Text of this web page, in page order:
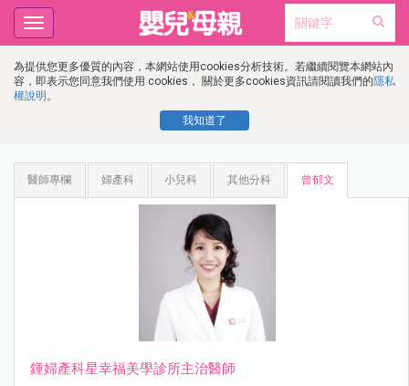
為提供您更多優質的內容，本網站使用cookies分析技術。若繼續閱覽本網站內
容，即表示您同意我們使用 cookies， 關於更多cookies資訊請閱讀我們的隱私
權說明 。
我知道了
Toggle
navigation
醫師專欄 婦產科 小兒科 其他分科 曾郁文
鍾婦產科星幸福美學診所主治醫師